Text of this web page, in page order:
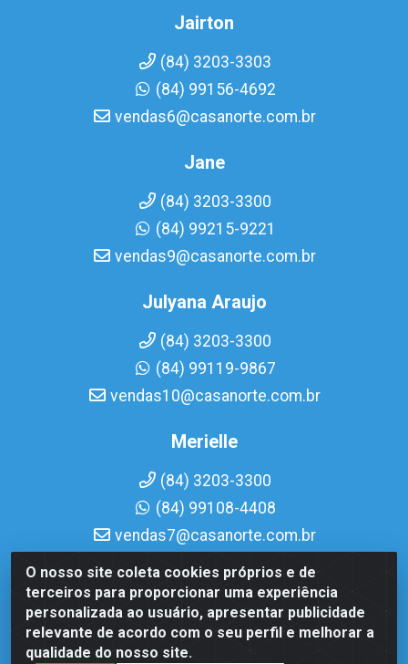
O nosso site coleta cookies próprios e de
terceiros para proporcionar uma experiência
personalizada ao usuário, apresentar publicidade
relevante de acordo com o seu perfil e melhorar a
qualidade do nosso site.
Jairton
(84) 3203-3303
(84) 99156-4692
vendas6@casanorte.com.br
Jane
(84) 3203-3300
(84) 99215-9221
vendas9@casanorte.com.br
Julyana Araujo
(84) 3203-3300
(84) 99119-9867
vendas10@casanorte.com.br
Merielle
(84) 3203-3300
(84) 99108-4408
vendas7@casanorte.com.br
Casa Norte LTDA - Av. Interventor Mário Câmara, 1815 -
Dix-Sept Rosado, Natal/RN - CEP 59054-600 - CNPJ
08.713.513/0001-51